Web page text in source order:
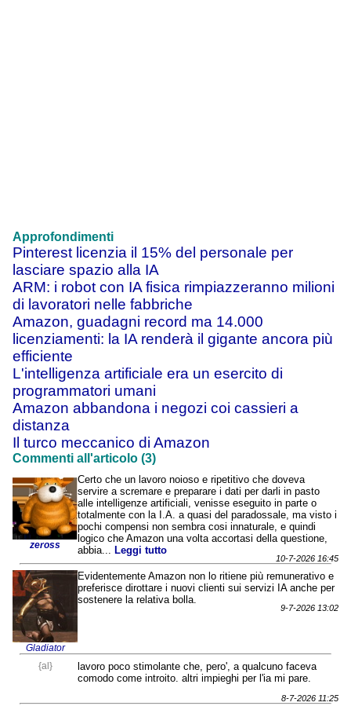
Approfondimenti
Pinterest licenzia il 15% del personale per
lasciare spazio alla IA
ARM: i robot con IA fisica rimpiazzeranno milioni
di lavoratori nelle fabbriche
Amazon, guadagni record ma 14.000
licenziamenti: la IA renderà il gigante ancora più
efficiente
L'intelligenza artificiale era un esercito di
programmatori umani
Amazon abbandona i negozi coi cassieri a
distanza
Il turco meccanico di Amazon
Commenti all'articolo (3)
zeross
Certo che un lavoro noioso e ripetitivo che doveva
servire a scremare e preparare i dati per darli in pasto
alle intelligenze artificiali, venisse eseguito in parte o
totalmente con la I.A. a quasi del paradossale, ma visto i
pochi compensi non sembra cosi innaturale, e quindi
logico che Amazon una volta accortasi della questione,
abbia... Leggi tutto
10-7-2026 16:45
Gladiator
Evidentemente Amazon non lo ritiene più remunerativo e
preferisce dirottare i nuovi clienti sui servizi IA anche per
sostenere la relativa bolla.
9-7-2026 13:02
{al}
lavoro poco stimolante che, pero', a qualcuno faceva
comodo come introito. altri impieghi per l'ia mi pare.
8-7-2026 11:25